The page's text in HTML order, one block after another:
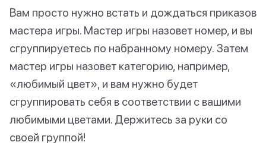
Вам просто нужно встать и дождаться приказов
мастера игры. Мастер игры назовет номер, и вы
сгруппируетесь по набранному номеру. Затем
мастер игры назовет категорию, например,
«любимый цвет», и вам нужно будет
сгруппировать себя в соответствии с вашими
любимыми цветами. Держитесь за руки со
своей группой!